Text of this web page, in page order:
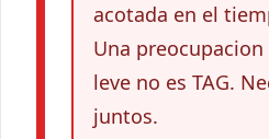
acotada en el
Una
leve no es TAG.
juntos.